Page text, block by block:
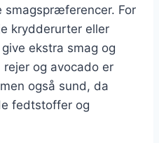
smagspræferencer. For
krydderurter eller
ekstra smag og
og avocado er
også sund, da
fedtstoffer og